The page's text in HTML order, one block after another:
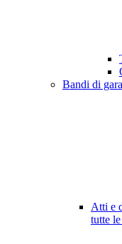
Bandi di
Atti e
tutte